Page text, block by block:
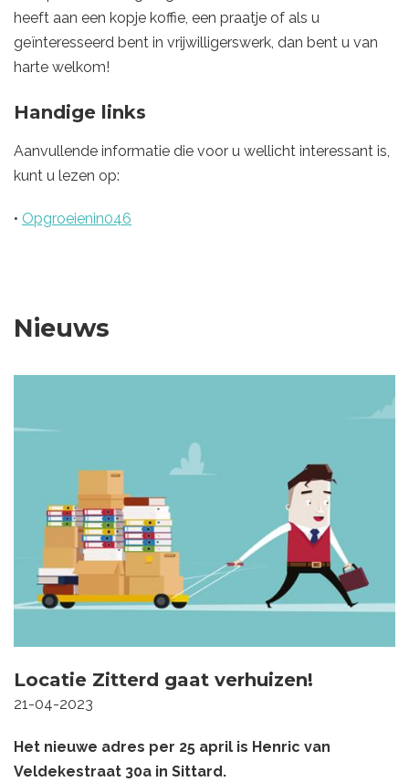
heeft aan een kopje koffie, een praatje of als u
geïnteresseerd bent in vrijwilligerswerk, dan bent u van
harte welkom!
Handige links
Aanvullende informatie die voor u wellicht interessant is,
kunt u lezen op:
• Opgroeienin046
Nieuws
Locatie Zitterd gaat verhuizen!
21-04-2023
Het nieuwe adres per 25 april is Henric van
Veldekestraat 30a in Sittard.